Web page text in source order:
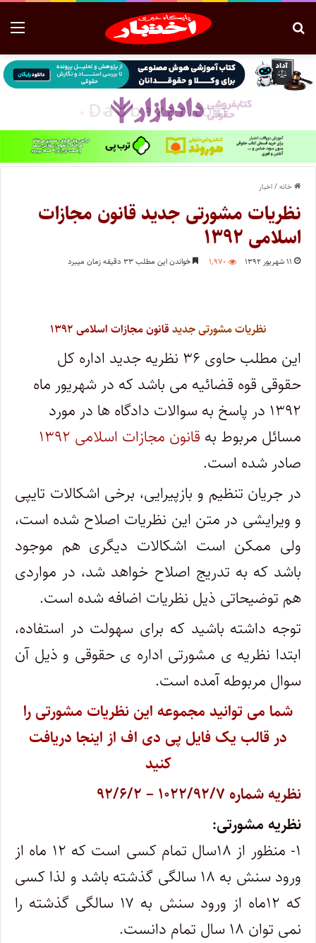
خانه/اخبار
نظریات مشورتی جدید قانون مجازات
اسلامی ۱۳۹۲
۱۱ شهریور ۱۳۹۲ ۱,۹۷۰ خواندن این مطلب ۳۳ دقیقه زمان میبرد
نظریات مشورتی جدید قانون مجازات اسلامی ۱۳۹۲
این مطلب حاوی ۳۶ نظریه جدید اداره کل
حقوقی قوه قضائیه می باشد که در شهریور ماه
۱۳۹۲ در پاسخ به سوالات دادگاه ها در مورد
مسائل مربوط به قانون مجازات اسلامی ۱۳۹۲
صادر شده است.
در جریان تنظیم و بازپیرایی، برخی اشکالات تایپی
و ویرایشی در متن این نظریات اصلاح شده است،
ولی ممکن است اشکالات دیگری هم موجود
باشد که به تدریج اصلاح خواهد شد، در مواردی
هم توضیحاتی ذیل نظریات اضافه شده است.
توجه داشته باشید که برای سهولت در استفاده،
ابتدا نظریه ی مشورتی اداره ی حقوقی و ذیل آن
سوال مربوطه آمده است.
شما می توانید مجموعه این نظریات مشورتی را
در قالب یک فایل پی دی اف از اینجا دریافت
کنید
نظریه شماره ۱۰۲۲/۹۲/۷ – ۹۲/۶/۲
نظریه مشورتی:
۱- منظور از ۱۸سال تمام کسی است که ۱۲ ماه از
ورود سنش به ۱۸ سالگی گذشته باشد و لذا کسی
که ۱۲ماه از ورود سنش به ۱۷ سالگی گذشته را
نمی توان ۱۸ سال تمام دانست.